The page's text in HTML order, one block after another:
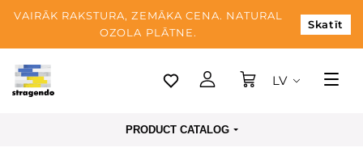
VAIRĀK RAKSTURA, ZEMĀKA CENA. NATURAL
OZOLA PLĀTNE.
Skatīt
Tallina
LV
PRODUCT CATALOG